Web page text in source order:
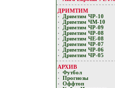
ДРИМТИМ
Дримтим ЧР-10
Дримтим ЧМ-10
Дримтим ЧР-09
Дримтим ЧР-08
Дримтим ЧЕ-08
Дримтим ЧР-07
Дримтим ЧР-06
Дримтим ЧР-05
АРХИВ
Футбол
Прогнозы
Оффтоп